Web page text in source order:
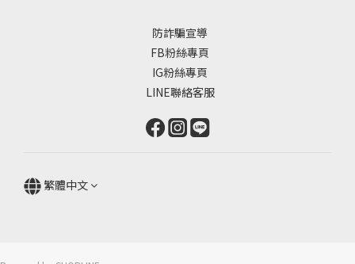
防詐騙宣導
FB粉絲專頁
IG粉絲專頁
LINE聯絡客服
繁體中文